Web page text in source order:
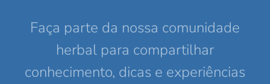
Faça parte da nossa comunidade
herbal para compartilhar
conhecimento, dicas e experiências